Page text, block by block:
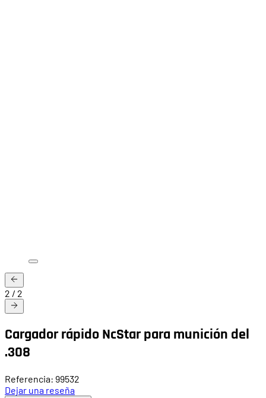
2 / 2
Cargador rápido NcStar para munición del
.308
Referencia: 99532
Dejar una reseña